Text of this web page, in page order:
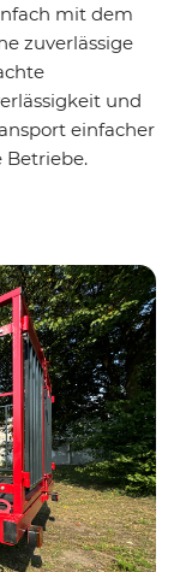
mit dem
zuverlässige
und
einfacher
Betriebe.